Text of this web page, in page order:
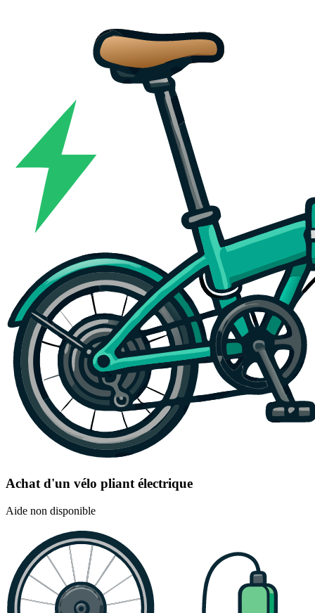
Achat d'un vélo pliant électrique
Aide non disponible